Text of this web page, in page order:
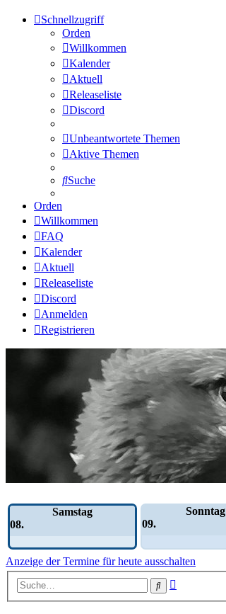
Schnellzugriff
Orden
Willkommen
Kalender
Aktuell
Releaseliste
Discord
Unbeantwortete Themen
Aktive Themen
Suche
Orden
Willkommen
FAQ
Kalender
Aktuell
Releaseliste
Discord
Anmelden
Registrieren
Samstag
08.
Sonntag
09.
Anzeige der Termine für heute ausschalten
Suche